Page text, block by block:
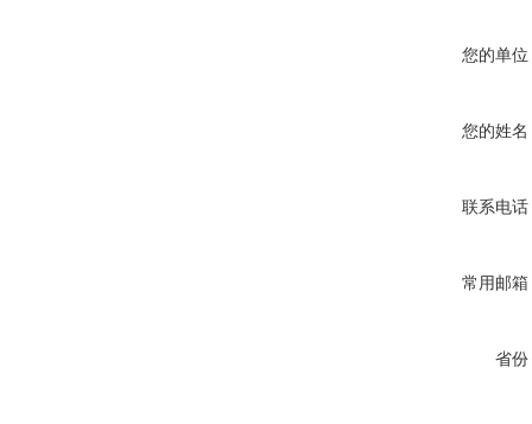
您的单位
您的姓名
联系电话
常用邮箱
省份